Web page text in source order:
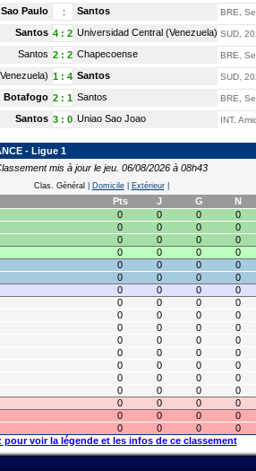
Sao Paulo : Santos BRE,
Santos 4 : 2 Universidad Central (Venezuela) SUD,
Santos 2 : 2 Chapecoense BRE,
1 : 4 Santos SUD,
Botafogo 2 : 1 Santos BRE,
Santos 3 : 0 Uniao Sao Joao INT,
- Ligue 1
mis à jour le jeu. 06/08/2026 à 08h43
Clas. Général Domicile| Extérieur|
Pts J G
N
0 0 0
0
0 0 0
0
0 0 0
0
0 0 0
0
0 0 0
0
0 0 0
0
0 0 0
0
0 0 0
0
0 0 0
0
0 0 0
0
0 0 0
0
0 0 0
0
0 0 0
0
0 0 0
0
0 0 0
0
0 0 0
0
0 0 0
0
0 0 0
0
pour voir la légende et les infos de ce classement